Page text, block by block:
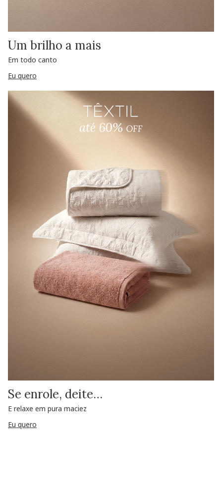
Um brilho a mais
Em todo canto
Eu quero
Se enrole, deite…
E relaxe em pura maciez
Eu quero